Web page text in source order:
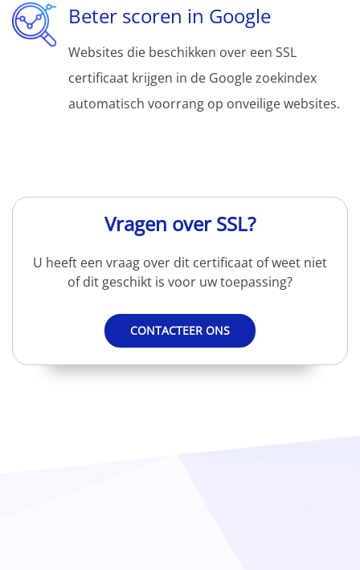
Beter scoren in Google
Websites die beschikken over een SSL
certificaat krijgen in de Google zoekindex
automatisch voorrang op onveilige websites.
Vragen over SSL?
U heeft een vraag over dit certificaat of weet niet
of dit geschikt is voor uw toepassing?
CONTACTEER ONS